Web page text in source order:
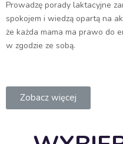
Prowadzę porady laktacyjne
spokojem i wiedzą opartą na
że każda mama ma prawo do
w zgodzie ze sobą.
Zobacz więcej